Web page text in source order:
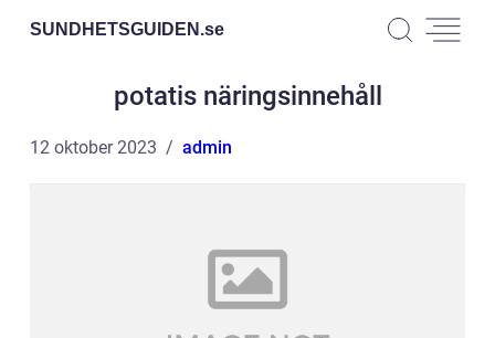
SUNDHETSGUIDEN.se
potatis näringsinnehåll
12 oktober 2023 admin